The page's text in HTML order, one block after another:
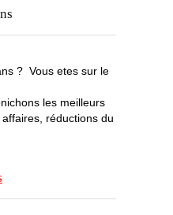
? Vous etes sur le
les meilleurs
réductions du